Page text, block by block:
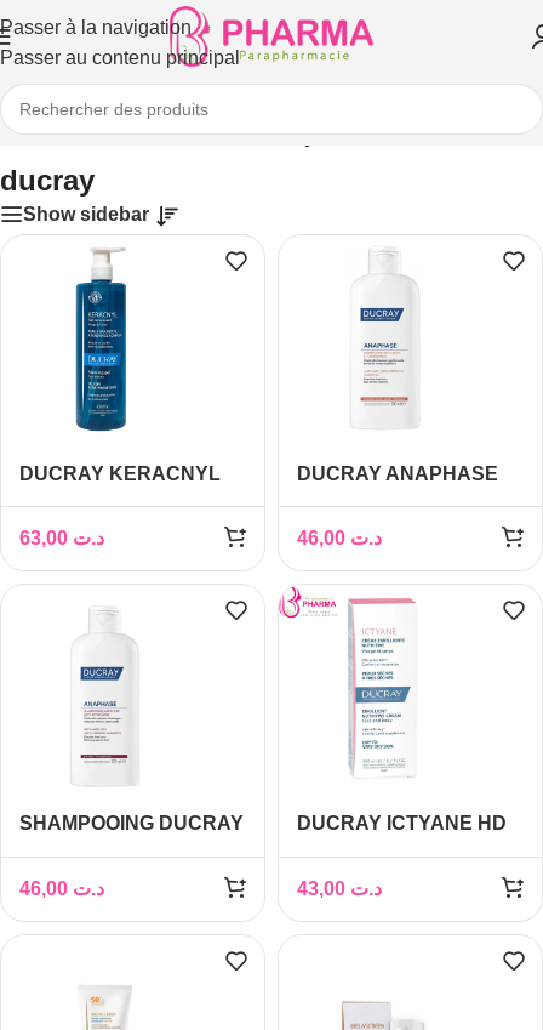
Passer à la navigation
Passer au contenu principal
Accueil/Produits identifiés “ducray”
ducray
Show sidebar
DUCRAY KERACNYL
VISAGE CORPS 400ML
د.ت
DUCRAY ANAPHASE
CHUTE ET
CROISSANCE 200ML
د.ت
SHAMPOOING DUCRAY
STOP CHUTE &
AFFINEMENT
د.ت
DUCRAY ICTYANE HD
50ML
د.ت